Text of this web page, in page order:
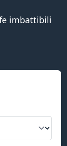
imbattibili